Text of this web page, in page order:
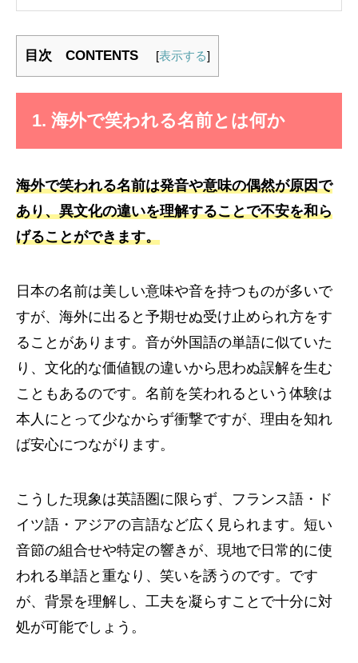
目次 CONTENTS [表示する]
1. 海外で笑われる名前とは何か
海外で笑われる名前は発音や意味の偶然が原因で
あり、異文化の違いを理解することで不安を和ら
げることができます。
日本の名前は美しい意味や音を持つものが多いで
すが、海外に出ると予期せぬ受け止められ方をす
ることがあります。音が外国語の単語に似ていた
り、文化的な価値観の違いから思わぬ誤解を生む
こともあるのです。名前を笑われるという体験は
本人にとって少なからず衝撃ですが、理由を知れ
ば安心につながります。
こうした現象は英語圏に限らず、フランス語・ド
イツ語・アジアの言語など広く見られます。短い
音節の組合せや特定の響きが、現地で日常的に使
われる単語と重なり、笑いを誘うのです。です
が、背景を理解し、工夫を凝らすことで十分に対
処が可能でしょう。